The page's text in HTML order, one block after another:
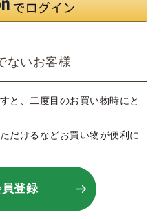
ないお客様
と、二度目のお買い物時にと
だけるなどお買い物が便利に
登録